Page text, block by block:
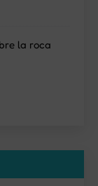
la roca